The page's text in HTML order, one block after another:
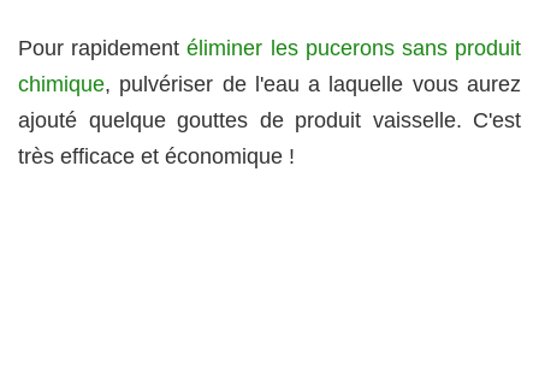
Pour rapidementéliminer les pucerons sans produit
chimique, pulvériser de l'eau a laquelle vous aurez
ajouté quelque gouttes de produit vaisselle. C'est
très efficace et économique !